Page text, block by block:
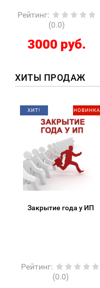
Рейтинг:
(0.0)
3000 руб.
ХИТЫ ПРОДАЖ
НОВИНКА
ХИТ!
Закрытие года у ИП
Рейтинг:
(0.0)